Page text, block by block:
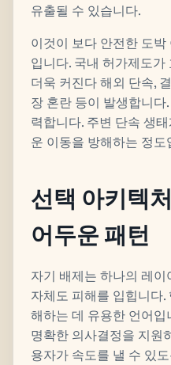
유출될 수 있습니다.
이것이 보다 안전한 도
입니다. 국내 허가제도
더욱 커진다 해외 단속,
장 혼란 등이 발생합니
력합니다. 주변 단속 생
운 이동을 방해하는 정도
선택 아키텍
어두운 패턴
자기 배제는 하나의 레
자체도 피해를 입힙니다
해하는 데 유용한 언어입
명확한 의사결정을 지원
용자가 속도를 낼 수 있